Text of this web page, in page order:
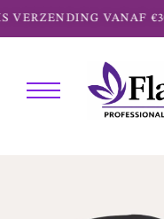
VERZENDING VANAF €30